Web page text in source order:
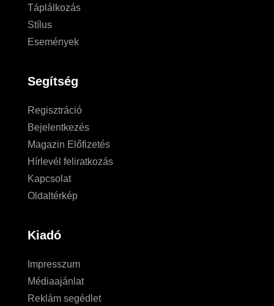
Táplálkozás
Stílus
Események
Segítség
Regisztráció
Bejelentkezés
Magazin Előfizetés
Hírlevél feliratkozás
Kapcsolat
Oldaltérkép
Kiadó
Impresszum
Médiaajánlat
Reklám segédlet